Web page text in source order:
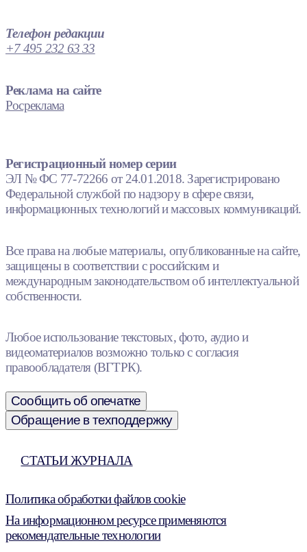
Телефон редакции
+7 495 232 63 33
Реклама на сайте
Росреклама
Регистрационный номер серии
ЭЛ № ФС 77-72266 от 24.01.2018. Зарегистрировано
Федеральной службой по надзору в сфере связи,
информационных технологий и массовых коммуникаций.
Все права на любые материалы, опубликованные на сайте,
защищены в соответствии с российским и
международным законодательством об интеллектуальной
собственности.
Любое использование текстовых, фото, аудио и
видеоматериалов возможно только с согласия
правообладателя (ВГТРК).
Сообщить об опечатке
Обращение в техподдержку
СТАТЬИ ЖУРНАЛА
Политика обработки файлов cookie
На информационном ресурсе применяются
рекомендательные технологии